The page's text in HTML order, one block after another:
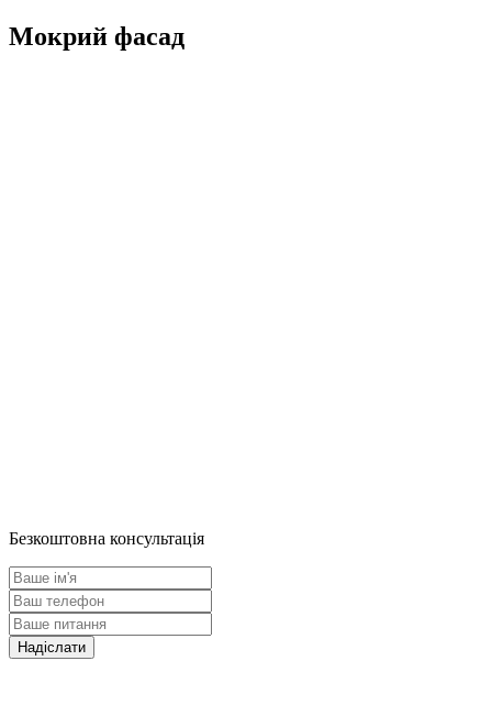
Мокрий фасад
Безкоштовна консультація